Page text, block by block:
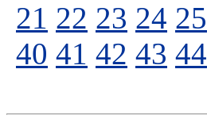
21 22 23 24 25
40 41 42 43 44